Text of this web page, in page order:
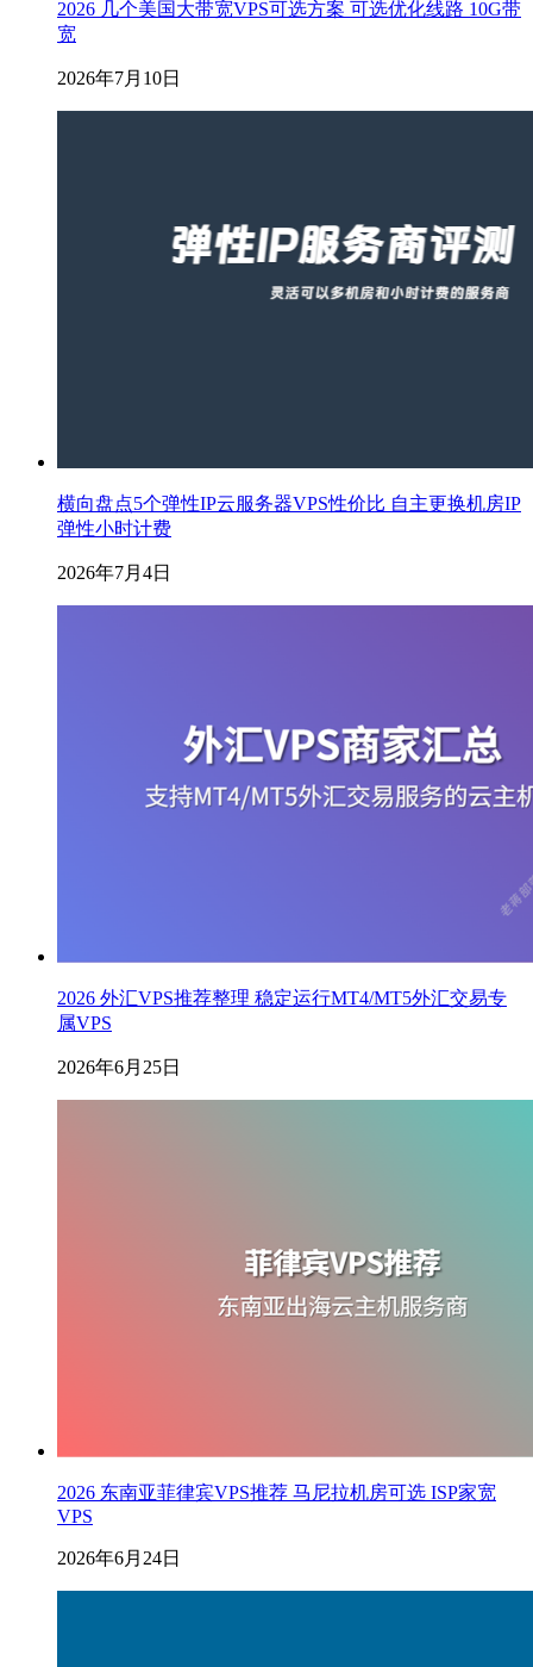
2026 几个美国大带宽VPS可选方案 可选优化线路 10G带
宽
2026年7月10日
横向盘点5个弹性IP云服务器VPS性价比 自主更换机房IP
弹性小时计费
2026年7月4日
2026 外汇VPS推荐整理 稳定运行MT4/MT5外汇交易专
属VPS
2026年6月25日
2026 东南亚菲律宾VPS推荐 马尼拉机房可选 ISP家宽
VPS
2026年6月24日